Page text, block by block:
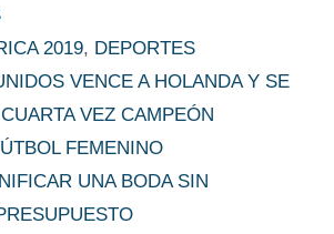
2019, DEPORTES
VENCE A HOLANDA Y SE
VEZ CAMPEÓN
FEMENINO
UNA BODA SIN